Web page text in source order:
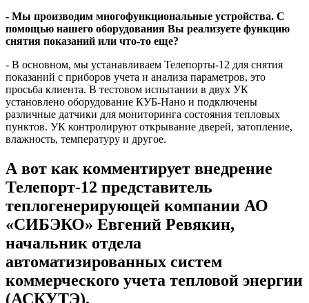
- Мы производим многофункциональные устройства. С
помощью нашего оборудования Вы реализуете функцию
снятия показаний или что-то еще?
- В основном, мы устанавливаем Телепорты-12 для снятия
показаний с приборов учета и анализа параметров, это
просьба клиента. В тестовом испытании в двух УК
установлено оборудование КУБ-Нано и подключены
различные датчики для мониторинга состояния тепловых
пунктов. УК контролируют открывание дверей, затопление,
влажность, температуру и другое.
А вот как комментирует внедрение
Телепорт-12 представитель
теплогенерирующей компании АО
«СИБЭКО» Евгений Ревякин,
начальник отдела
автоматизированных систем
коммерческого учета тепловой энергии
(АСКУТЭ).